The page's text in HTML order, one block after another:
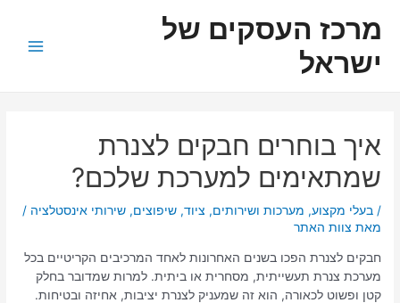
לתוכןמרכז העסקים של
ישראל
איך בוחרים חבקים לצנרת
שמתאימים למערכת שלכם?
/בעלי מקצוע, מערכות ושירותים, ציוד,שיפוצים,שירותי אינסטלציה /
מאת צוות האתר
חבקים לצנרת הפכו בשנים האחרונות לאחד המרכיבים הקריטיים בכל
מערכת צנרת תעשייתית, מסחרית או ביתית. למרות שמדובר בחלק
קטן ופשוט לכאורה, הוא זה שמעניק לצנרת יציבות, אחיזה ובטיחות.